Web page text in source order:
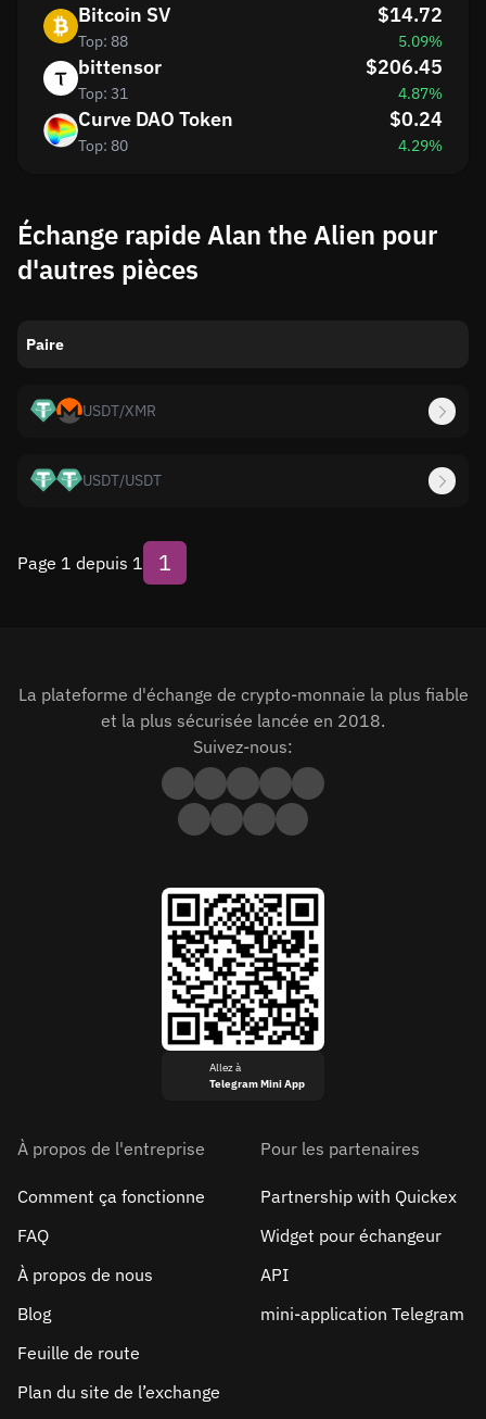
Bitcoin SV
Top: 88
$14.72
5.09%
bittensor
Top: 31
$206.45
4.87%
Curve DAO Token
Top: 80
$0.24
4.29%
Échange rapide Alan the Alien pour
d'autres pièces
Paire
USDT/XMR
USDT/USDT
Page 1 depuis 1 1
La plateforme d'échange de crypto-monnaie la plus fiable
et la plus sécurisée lancée en 2018.
Suivez-nous:
Allez à
Telegram Mini App
À propos de l'entreprise
Comment ça fonctionne
FAQ
À propos de nous
Blog
Feuille de route
Plan du site de l’exchange
Pour les partenaires
Partnership with Quickex
Widget pour échangeur
API
mini-application Telegram